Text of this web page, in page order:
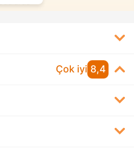
Çok iyi 8,4